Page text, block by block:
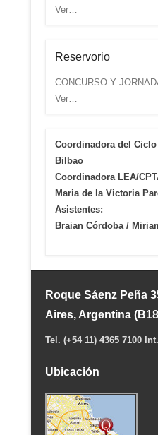
Ver…
Reservorio
CONCURSO Y
Ver…
Coordinadora del
Bilbao
Coordinadora LEA/
Maria de la Victoria
Asistentes:
Braian Córdoba /
Roque Sáenz Peña
Aires, Argentina
Tel. (+54 11) 4365 7100
Ubicación